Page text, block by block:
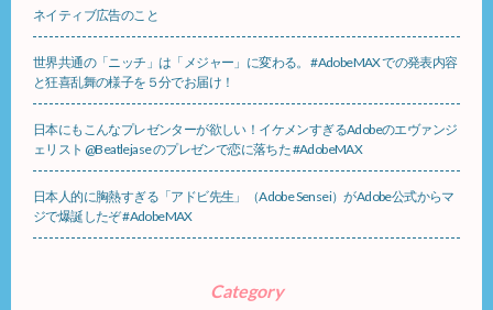
ネイティブ広告のこと
世界共通の「ニッチ」は「メジャー」に変わる。 #AdobeMAX での発表内容
と狂喜乱舞の様子を５分でお届け！
日本にもこんなプレゼンターが欲しい！イケメンすぎるAdobeのエヴァンジ
ェリスト @Beatlejase のプレゼンで恋に落ちた #AdobeMAX
日本人的に胸熱すぎる「アドビ先生」（Adobe Sensei）がAdobe公式からマ
ジで爆誕したぞ #AdobeMAX
Category